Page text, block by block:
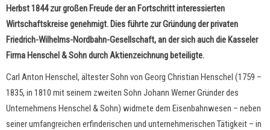
Herbst 1844 zur großen Freude der an Fortschritt interessierten
Wirtschaftskreise genehmigt. Dies führte zur Gründung der privaten
Friedrich-Wilhelms-Nordbahn-Gesellschaft, an der sich auch die Kasseler
Firma Henschel & Sohn durch Aktienzeichnung beteiligte.
Carl Anton Henschel, ältester Sohn von Georg Christian Henschel (1759 –
1835, in 1810 mit seinem zweiten Sohn Johann Werner Gründer des
Unternehmens Henschel & Sohn) widmete dem Eisenbahnwesen – neben
seiner umfangreichen erfinderischen und unternehmerischen Tätigkeit – in